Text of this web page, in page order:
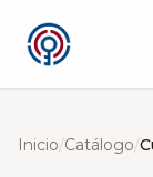
Inicio/Catálogo/